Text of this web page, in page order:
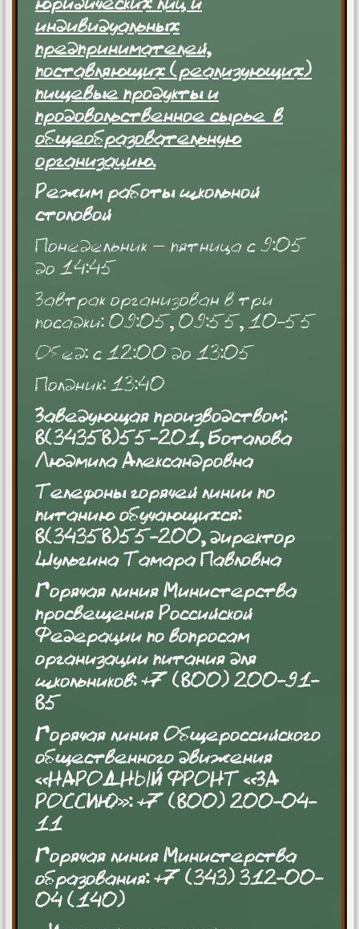
индивидуальных
предпринимателей,
поставляющих (реализующих)
пищевые продукты и
продовольственное сырьев
общеобразовательную
организацию.
Режим работы школьной
столовой
Понедельник – пятница с 9:05
до 14:45
Завтрак организован в три
посадки: 09:05, 09:55, 10-55
Обед: с 12:00 до 13:05
Полдник: 13:40
Заведующая производством:
8(34358)55-201, Боталова
Людмила Александровна
Телефоны горячей линии по
питанию обучающихся:
8(34358)55-200, директор
Шульгина Тамара Павловна
Горячая линия Министерства
просвещения Российской
Федерации по вопросам
организации питания для
школьников: +7 (800) 200-91-
85
Горячая линия Общероссийского
общественного движения
«НАРОДНЫЙ ФРОНТ «ЗА
РОССИЮ»: +7 (800) 200-04-
11
Горячая линия Министерства
образования: +7 (343) 312-00-
04 (140)